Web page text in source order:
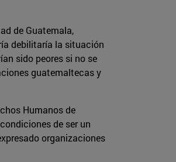
de Guatemala,
debilitaría la situación
sido peores si no se
guatemaltecas y
Humanos de
de ser un
organizaciones